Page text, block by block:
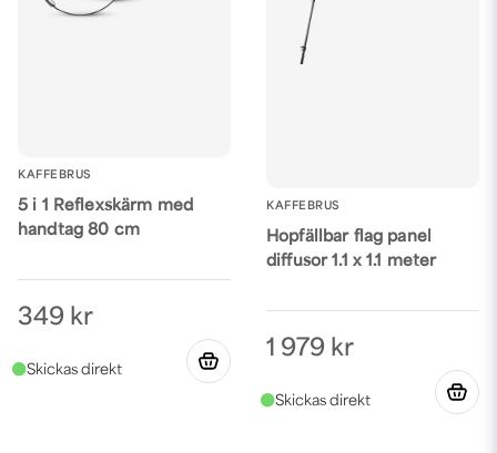
KAFFEBRUS
5 i 1 Reflexskärm med
handtag 80 cm
349 kr
KAFFEBRUS
Hopfällbar flag panel
diffusor 1.1 x 1.1 meter
1 979 kr